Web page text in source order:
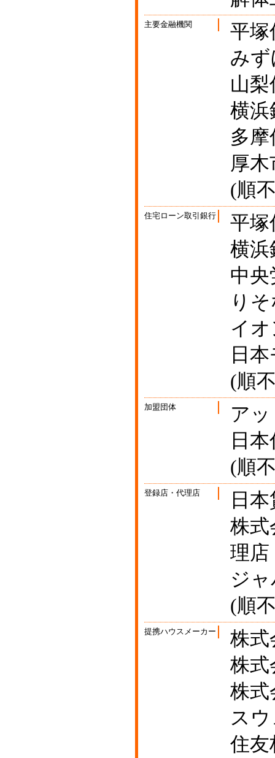
主要金融機関
平塚
み
山
横浜
多
厚
(順
住宅ローン取引銀行
平塚
横浜
中央
り
イ
日
(順
加盟団体
ア
日
(順
登録店・代理店
日
株式
理店
ジ
(順
提携ハウスメーカー
株式
株式
株式
ス
住友